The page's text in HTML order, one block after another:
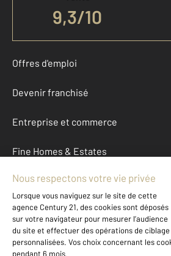
9,3/10
Offres d'emploi
Devenir franchisé
Entreprise et commerce
Fine Homes & Estates
À propos
International
Nous contacter